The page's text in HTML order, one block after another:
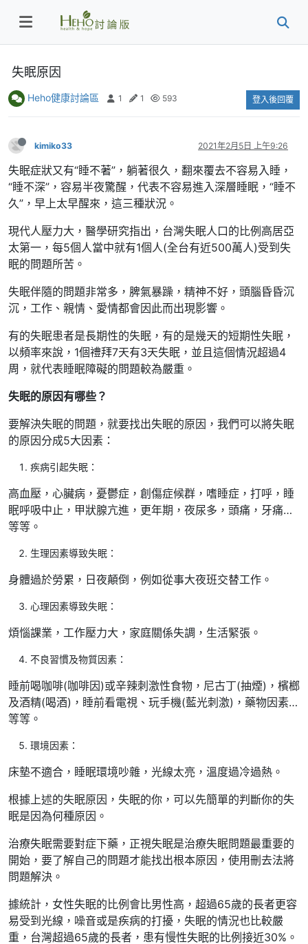
失眠原因
Heho健康討論區 1 1 593 登入後回覆
kimiko33 2021年2月5日 上午9:26
失眠症狀又有“睡不著”，躺著很久，翻來覆去不容易入睡，
“睡不深”，容易半夜驚醒，代表不容易進入深層睡眠，“睡不
久”，早上太早醒來，這三種狀況。
現代人壓力大，醫學研究指出，台灣失眠人口的比例高居亞
太第一，每5個人當中就有1個人(全台有近500萬人)受到失
眠的問題所苦。
失眠伴隨的問題非常多，脾氣暴躁，精神不好，頭腦昏昏沉
沉，工作、親情、愛情都會因此而出現影響。
有的失眠患者是長期性的失眠，有的是幾天的短期性失眠，
以頻率來說，1個禮拜7天有3天失眠，並且這個情況超過4
周，就代表睡眠障礙的問題較為嚴重。
失眠的原因有哪些？
要解決失眠的問題，就要找出失眠的原因，我們可以將失眠
的原因分成5大因素：
疾病引起失眠：
高血壓，心臟病，憂鬱症，創傷症候群，嗜睡症，打呼，睡
眠呼吸中止，甲狀腺亢進，更年期，夜尿多，頭痛，牙痛…
等等。
生理因素導致失眠：
身體過於勞累，日夜顛倒，例如從事大夜班交替工作。
心理因素導致失眠：
煩惱課業，工作壓力大，家庭關係失調，生活緊張。
不良習慣及物質因素：
睡前喝咖啡(咖啡因)或辛辣刺激性食物，尼古丁(抽煙)，檳榔
及酒精(喝酒)，睡前看電視、玩手機(藍光刺激)，藥物因素…
等等。
環境因素：
床墊不適合，睡眠環境吵雜，光線太亮，溫度過冷過熱。
根據上述的失眠原因，失眠的你，可以先簡單的判斷你的失
眠是因為何種原因。
治療失眠需要對症下藥，正視失眠是治療失眠問題最重要的
開始，要了解自己的問題才能找出根本原因，使用刪去法將
問題解決。
據統計，女性失眠的比例會比男性高，超過65歲的長者更容
易受到光線，噪音或是疾病的打擾，失眠的情況也比較嚴
重，台灣超過65歲的長者，患有慢性失眠的比例接近30%。